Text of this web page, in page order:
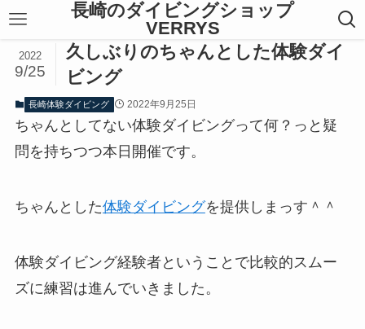
長崎のダイビングショップ
VERRYS
久しぶりのちゃんとした体験ダイ
ビング
2022
9/25
長崎体験ダイビング 2022年9月25日
ちゃんとしてない体験ダイビングって何？っと疑
問を持ちつつ本日開催です。
ちゃんとした体験ダイビングを提供しまっす＾＾
体験ダイビング経験者ということで比較的スムー
ズに練習は進んでいきました。